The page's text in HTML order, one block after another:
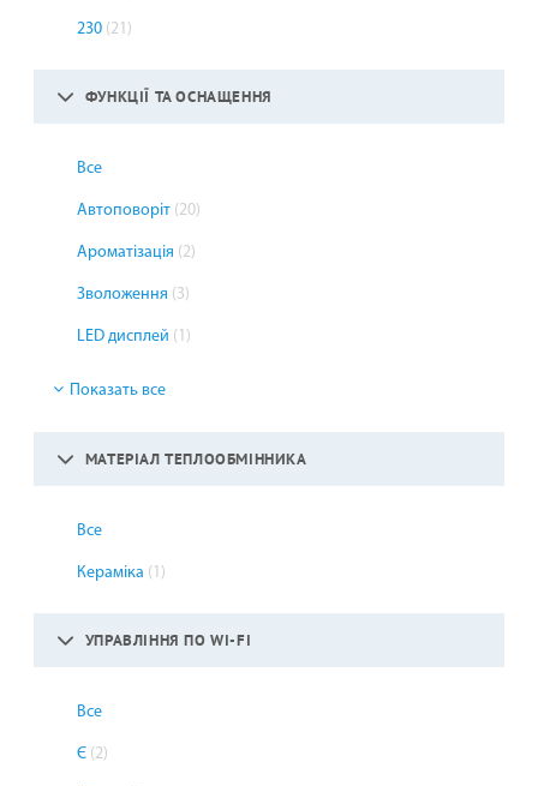
230 (21)
ФУНКЦІЇ ТА ОСНАЩЕННЯ
Все
Автоповоріт (20)
Ароматізація (2)
Зволоження (3)
LED дисплей (1)
Показать все
МАТЕРІАЛ ТЕПЛООБМІННИКА
Все
Кераміка (1)
УПРАВЛІННЯ ПО WI-FI
Все
Є (2)